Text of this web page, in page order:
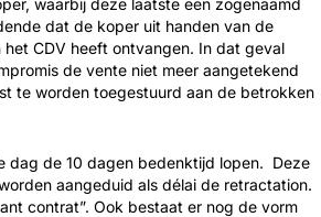
waarbij deze laatste een zogenaamd
dat de koper uit handen van de
CDV heeft ontvangen. In dat geval
de vente niet meer aangetekend
te worden toegestuurd aan de betrokken
dag de 10 dagen bedenktijd lopen. Deze
aangeduid als délai de retractation.
contrat”. Ook bestaat er nog de vorm